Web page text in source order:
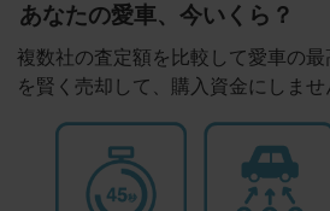
あなたの愛車、今いくら？
複数社の査定額を比較して愛車の
を賢く売却して、購入資金にしませ